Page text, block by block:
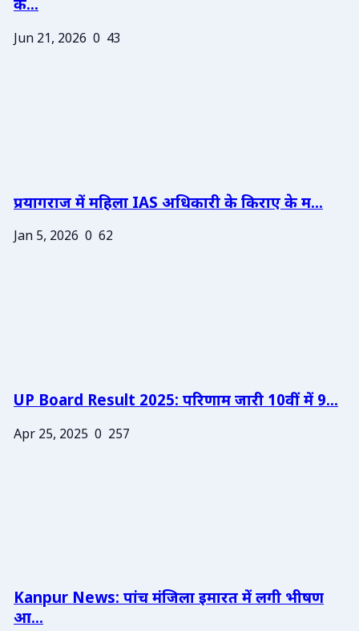
के...
Jun 21, 2026 0 43
प्रयागराज में महिला IAS अधिकारी के किराए के म...
Jan 5, 2026 0 62
UP Board Result 2025: परिणाम जारी 10वीं में 9...
Apr 25, 2025 0 257
Kanpur News: पांच मंजिला इमारत में लगी भीषण
आ...